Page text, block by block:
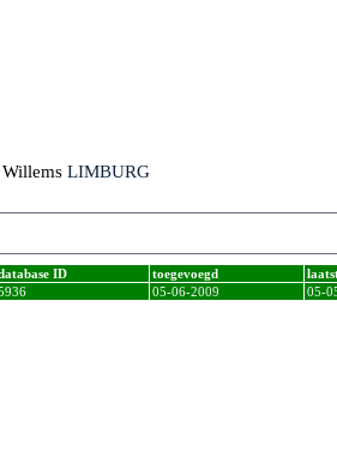
LIMBURG
ID toegevoegd
05-06-2009 05-